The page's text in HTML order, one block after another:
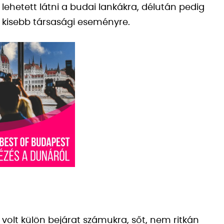
látni a budai lankákra, délután pedig
társasági eseményre.
külön bejárat számukra, sőt, nem ritkán